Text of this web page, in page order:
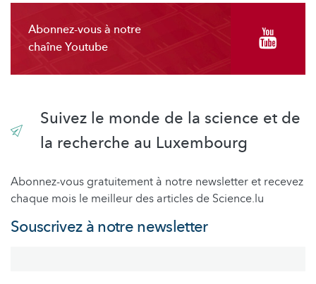
Abonnez-vous à notre
chaîne Youtube
Suivez le monde de la science et de
la recherche au Luxembourg
Abonnez-vous gratuitement à notre newsletter et recevez
chaque mois le meilleur des articles de Science.lu
Souscrivez à notre newsletter